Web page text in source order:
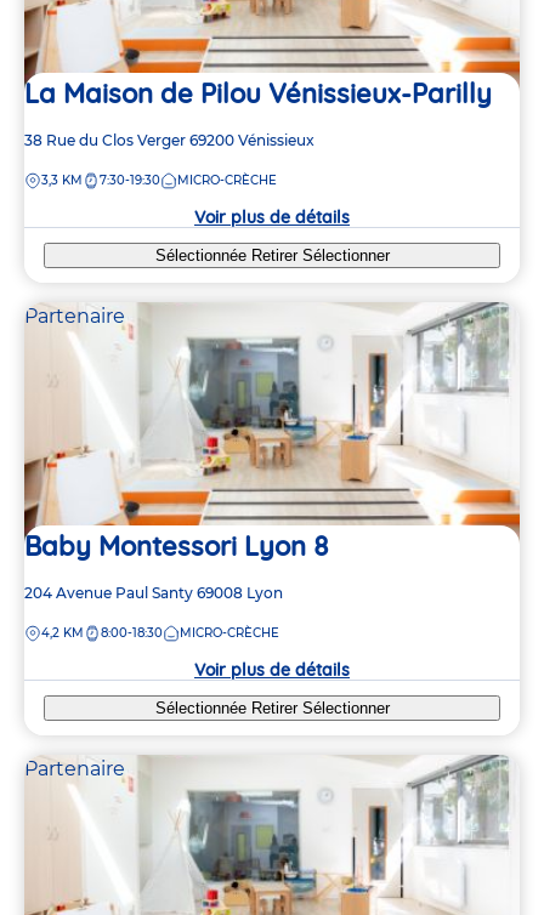
La Maison de Pilou Vénissieux-Parilly
Adresse
la
38 Rue du Clos Verger 69200 Vénissieux
DISTANCE
3,3 KM 7:30-19:30 MICRO-CRÈCHE
Voir plus de détails
Sélectionnée Retirer Sélectionner
Partenaire
Baby Montessori Lyon 8
Adresse
la
204 Avenue Paul Santy 69008 Lyon
DISTANCE
4,2 KM 8:00-18:30 MICRO-CRÈCHE
Voir plus de détails
Sélectionnée Retirer Sélectionner
Partenaire
2
2
2
2